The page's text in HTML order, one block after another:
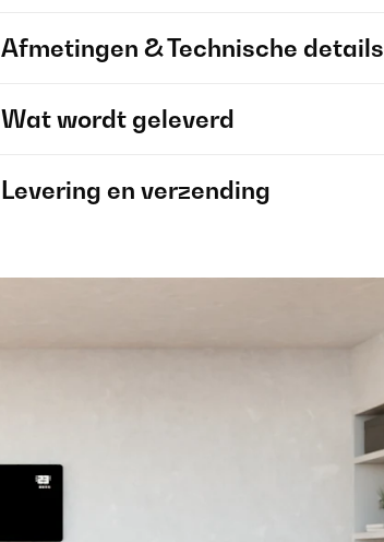
Afmetingen & Technische details
Wat wordt geleverd
Levering en verzending